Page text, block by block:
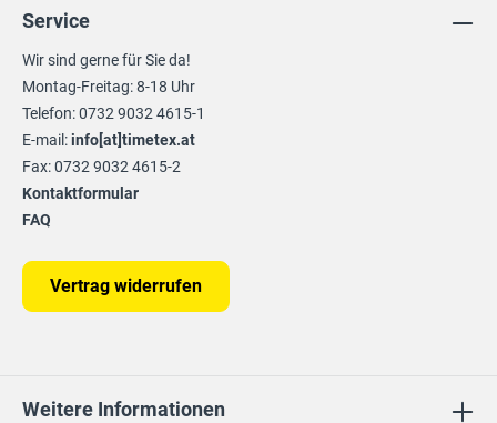
Service
Wir sind gerne für Sie da!
Montag-Freitag: 8-18 Uhr
Telefon: 0732 9032 4615-1
E-mail:info[at]timetex.at
Fax: 0732 9032 4615-2
Kontaktformular
FAQ
Vertrag widerrufen
Weitere Informationen